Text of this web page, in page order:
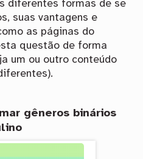
diferentes formas de se
suas vantagens e
as páginas do
questão de forma
um ou outro conteúdo
gêneros binários